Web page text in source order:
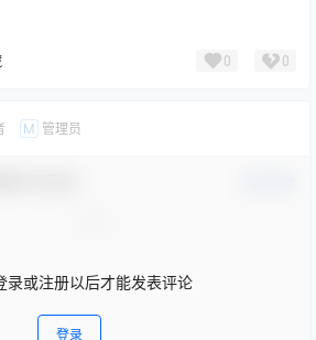
0 0
M 管理员
录或注册以后才能发表评论
登录